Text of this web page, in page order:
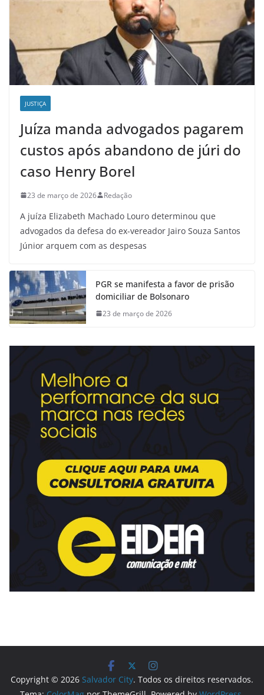
JUSTIÇA
Juíza manda advogados pagarem
custos após abandono de júri do
caso Henry Borel
23 de março de 2026 Redação
A juíza Elizabeth Machado Louro determinou que
advogados da defesa do ex-vereador Jairo Souza Santos
Júnior arquem com as despesas
PGR se manifesta a favor de prisão
domiciliar de Bolsonaro
23 de março de 2026
Copyright © 2026 Salvador City. Todos os direitos reservados.